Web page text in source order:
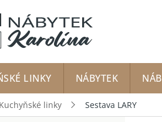
LINKY NÁBYTEK
Kuchyňské linky Sestava LARY